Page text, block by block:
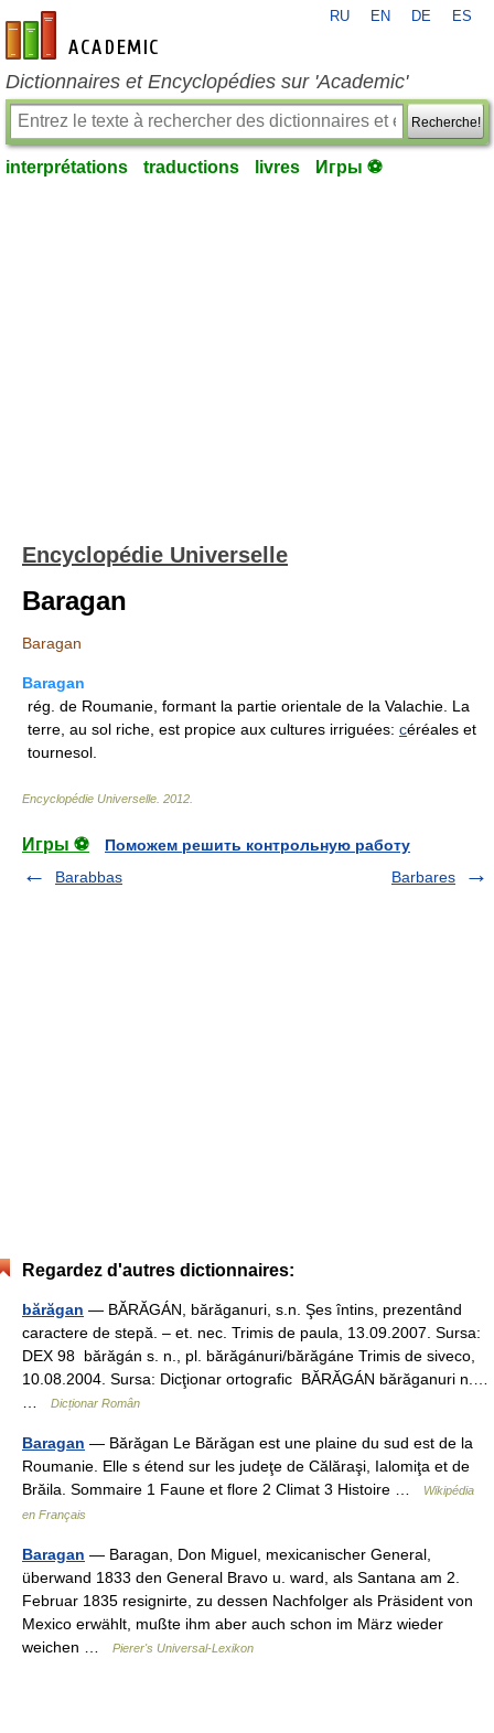
fr-academic.com
RU EN DE ES
Dictionnaires et Encyclopédies sur 'Academic'
Recherche!
interprétations traductions livres Игры ⚽
Encyclopédie Universelle
Baragan
Baragan
Baragan
rég. de Roumanie, formant la partie orientale de la Valachie. La
terre, au sol riche, est propice aux cultures irriguées: céréales et
tournesol.
Encyclopédie Universelle 2012
Игры ⚽
Поможем решить контрольную работу
Barabbas
Barbares
Regardez d'autres dictionnaires:
bărăgan — BĂRĂGÁN, bărăganuri, s.n. Şes întins, prezentând
caractere de stepă. – et. nec. Trimis de paula, 13.09.2007. Sursa:
DEX 98 bărăgán s. n., pl. bărăgánuri/bărăgáne Trimis de siveco,
10.08.2004. Sursa: Dicţionar ortografic BĂRĂGÁN bărăganuri n.…
Dicționar Român
Baragan — Bărăgan Le Bărăgan est une plaine du sud est de la
Roumanie. Elle s étend sur les judeţe de Călăraşi, Ialomiţa et de
Brăila. Sommaire 1 Faune et flore 2 Climat 3 Histoire …
Wikipédia
en Français
Baragan — Baragan, Don Miguel, mexicanischer General,
überwand 1833 den General Bravo u. ward, als Santana am 2.
Februar 1835 resignirte, zu dessen Nachfolger als Präsident von
Mexico erwählt, mußte ihm aber auch schon im März wieder
weichen …
Pierer's Universal-Lexikon